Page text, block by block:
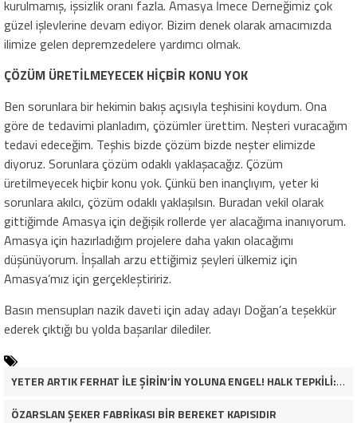
kurulmamış, işsizlik oranı fazla. Amasya İmece Derneğimiz çok
güzel işlevlerine devam ediyor. Bizim denek olarak amacımızda
ilimize gelen depremzedelere yardımcı olmak.
ÇÖZÜM ÜRETİLMEYECEK HİÇBİR KONU YOK
Ben sorunlara bir hekimin bakış açısıyla teşhisini koydum. Ona
göre de tedavimi planladım, çözümler ürettim. Neşteri vuracağım
tedavi edeceğim. Teşhis bizde çözüm bizde neşter elimizde
diyoruz. Sorunlara çözüm odaklı yaklaşacağız. Çözüm
üretilmeyecek hiçbir konu yok. Çünkü ben inançlıyım, yeter ki
sorunlara akılcı, çözüm odaklı yaklaşılsın. Buradan vekil olarak
gittiğimde Amasya için değişik rollerde yer alacağıma inanıyorum.
Amasya için hazırladığım projelere daha yakın olacağımı
düşünüyorum. İnşallah arzu ettiğimiz şeyleri ülkemiz için
Amasya’mız için gerçekleştiririz.
Basın mensupları nazik daveti için aday adayı Doğan’a teşekkür
ederek çıktığı bu yolda başarılar dilediler.
YETER ARTIK FERHAT İLE ŞİRİN’İN YOLUNA ENGEL! HALK TEPKİLİ: “YOLU KAPATMAK ÇÖZÜM DEĞİL, GÖREVİNİ YAP!”
ÖZARSLAN ŞEKER FABRİKASI BİR BEREKET KAPISIDIR